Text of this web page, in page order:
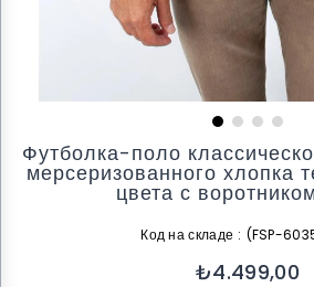
Футболка-поло
мерсеризованного хлопка
цвета с
Код на складе (FSP-
₺4.499,00